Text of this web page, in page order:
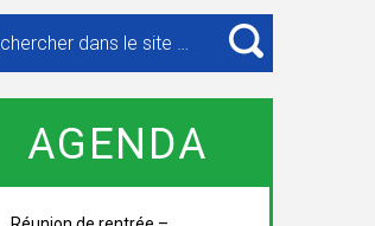
RECHERCHE
AGENDA